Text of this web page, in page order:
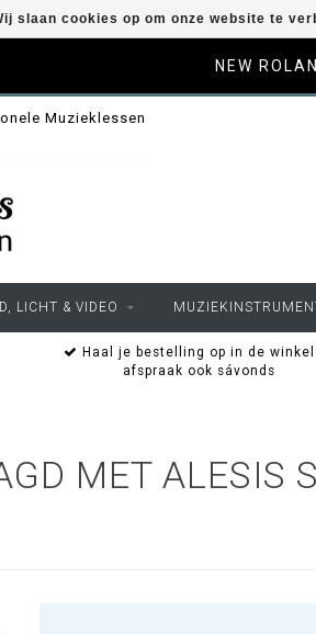
NEW
Muzieklessen
LICHT & VIDEO
Haal je bestelling op in de winkel
afspraak ook sávonds
MET ALESIS
slaan cookies op om onze website te